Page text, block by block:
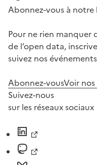
Abonnez-vous à
Pour ne rien manquer
de l’open data,
suivez nos
Abonnez-vousVoir
Suivez-nous
sur les réseaux sociaux